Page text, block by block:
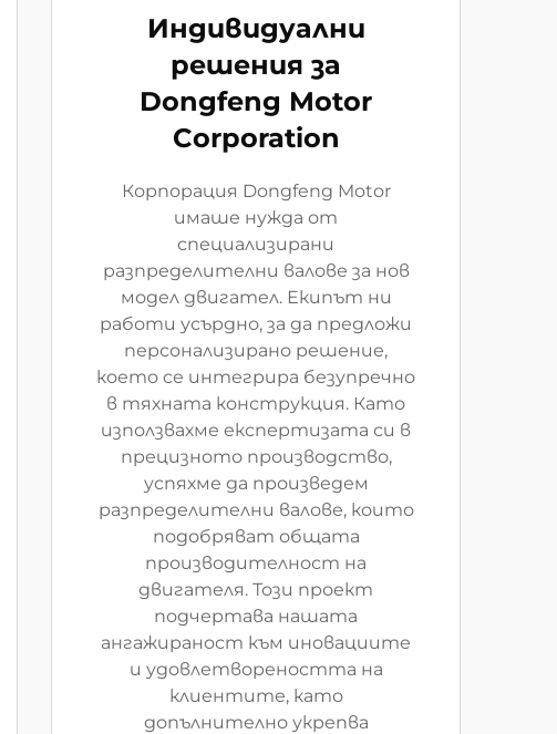
Индивидуални
решения за
Dongfeng Motor
Corporation
Корпорация Dongfeng Motor
имаше нужда от
специализирани
разпределителни валове за нов
модел двигател. Екипът ни
работи усърдно, за да предложи
персонализирано решение,
което се интегрира безупречно
в тяхната конструкция. Като
използвахме експертизата си в
прецизното производство,
успяхме да произведем
разпределителни валове, които
подобряват общата
производителност на
двигателя. Този проект
подчертава нашата
ангажираност към иновациите
и удовлетвореността на
клиентите, като
допълнително укрепва